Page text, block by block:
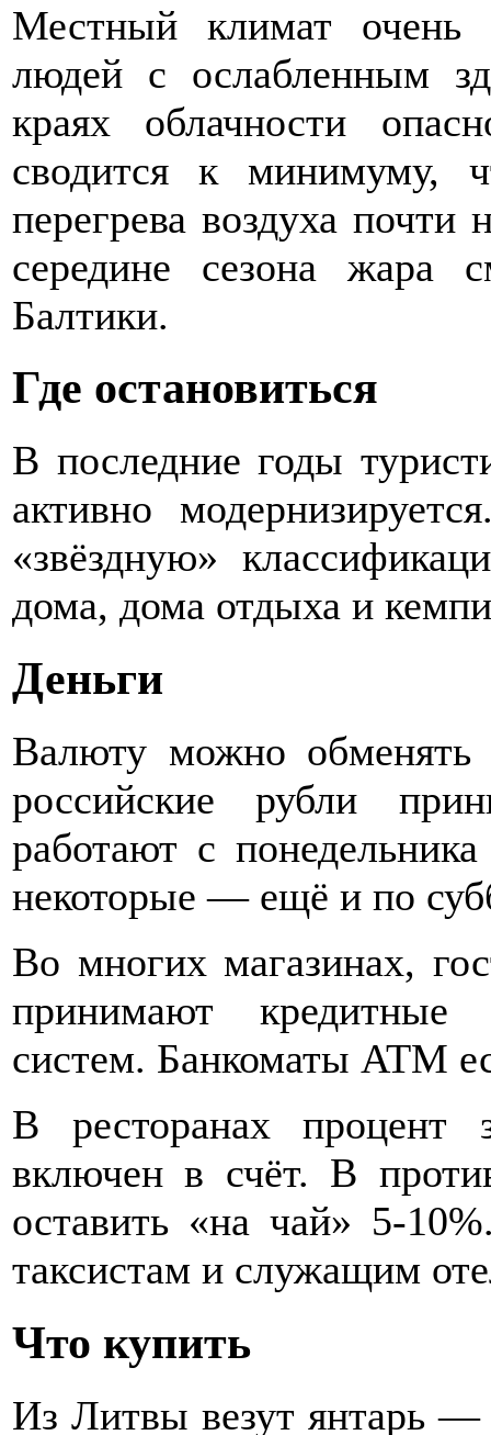
Местный климат очень
людей с ослабленным
краях облачности
сводится к минимуму,
перегрева воздуха почти
середине сезона жара
Балтики.
Где остановиться
В последние годы
активно
«звёздную»
дома, дома отдыха и
Деньги
Валюту можно обменять
российские рубли
работают с
некоторые — ещё и по
Во многих магазинах,
принимают
систем. Банкоматы ATM
В ресторанах процент
включен в счёт. В
оставить «на чай» 5-
таксистам и служащим
Что купить
Из Литвы везут янтарь —